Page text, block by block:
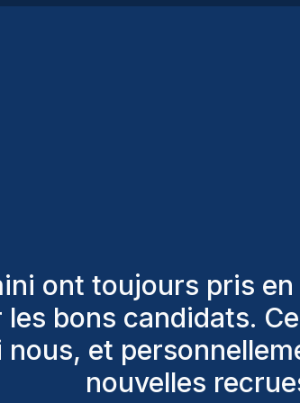
! En
Homini met à
avec les candidats